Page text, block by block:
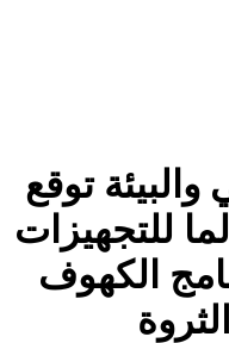
والبيئة توقع
للتجهيزات
الكهوف